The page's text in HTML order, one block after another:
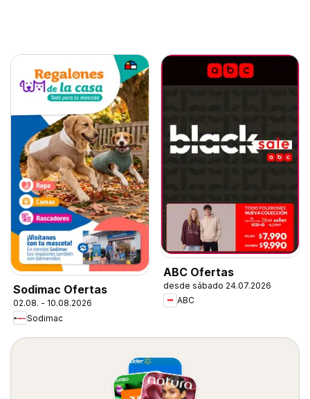
Sodimac Ofertas
02.08. - 10.08.2026
Sodimac
ABC Ofertas
desde sábado 24.07.2026
ABC